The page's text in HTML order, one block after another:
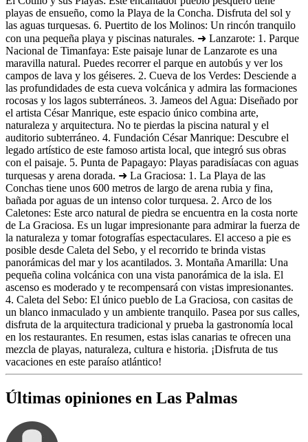
playas de ensueño, como la Playa de la Concha. Disfruta del sol y
las aguas turquesas. 6. Puertito de los Molinos: Un rincón tranquilo
con una pequeña playa y piscinas naturales. ➜ Lanzarote: 1. Parque
Nacional de Timanfaya: Este paisaje lunar de Lanzarote es una
maravilla natural. Puedes recorrer el parque en autobús y ver los
campos de lava y los géiseres. 2. Cueva de los Verdes: Desciende a
las profundidades de esta cueva volcánica y admira las formaciones
rocosas y los lagos subterráneos. 3. Jameos del Agua: Diseñado por
el artista César Manrique, este espacio único combina arte,
naturaleza y arquitectura. No te pierdas la piscina natural y el
auditorio subterráneo. 4. Fundación César Manrique: Descubre el
legado artístico de este famoso artista local, que integró sus obras
con el paisaje. 5. Punta de Papagayo: Playas paradisíacas con aguas
turquesas y arena dorada. ➜ La Graciosa: 1. La Playa de las
Conchas tiene unos 600 metros de largo de arena rubia y fina,
bañada por aguas de un intenso color turquesa. 2. Arco de los
Caletones: Este arco natural de piedra se encuentra en la costa norte
de La Graciosa. Es un lugar impresionante para admirar la fuerza de
la naturaleza y tomar fotografías espectaculares. El acceso a pie es
posible desde Caleta del Sebo, y el recorrido te brinda vistas
panorámicas del mar y los acantilados. 3. Montaña Amarilla: Una
pequeña colina volcánica con una vista panorámica de la isla. El
ascenso es moderado y te recompensará con vistas impresionantes.
4. Caleta del Sebo: El único pueblo de La Graciosa, con casitas de
un blanco inmaculado y un ambiente tranquilo. Pasea por sus calles,
disfruta de la arquitectura tradicional y prueba la gastronomía local
en los restaurantes. En resumen, estas islas canarias te ofrecen una
mezcla de playas, naturaleza, cultura e historia. ¡Disfruta de tus
vacaciones en este paraíso atlántico!
Últimas opiniones en Las Palmas